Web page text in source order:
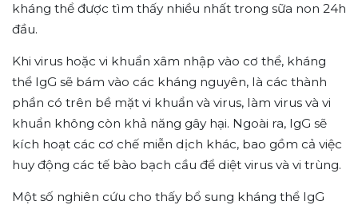
kháng thể được tìm thấy nhiều nhất trong sữa non 24h
đầu.
Khi virus hoặc vi khuẩn xâm nhập vào cơ thể, kháng
thể IgG sẽ bám vào các kháng nguyên, là các thành
phần có trên bề mặt vi khuẩn và virus, làm virus và vi
khuẩn không còn khả năng gây hại. Ngoài ra, IgG sẽ
kích hoạt các cơ chế miễn dịch khác, bao gồm cả việc
huy động các tế bào bạch cầu để diệt virus và vi trùng.
Một số nghiên cứu cho thấy bổ sung kháng thể IgG